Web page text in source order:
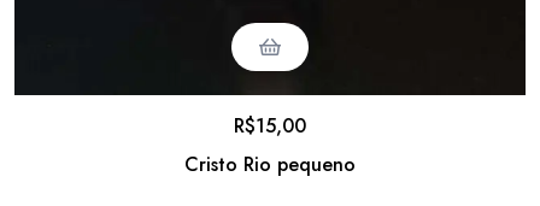
Cristo Rio pequeno
R$15,00